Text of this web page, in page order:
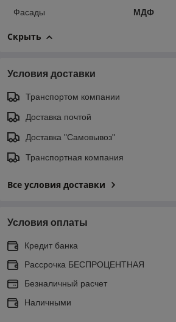
Фасады
МДФ
Скрыть
Условия доставки
Транспортом компании
Доставка почтой
Доставка "Самовывоз"
Транспортная компания
Все условия доставки
Условия оплаты
Кредит банка
Рассрочка БЕСПРОЦЕНТНАЯ
Безналичный расчет
Наличными